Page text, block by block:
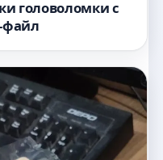
головоломки с
файл